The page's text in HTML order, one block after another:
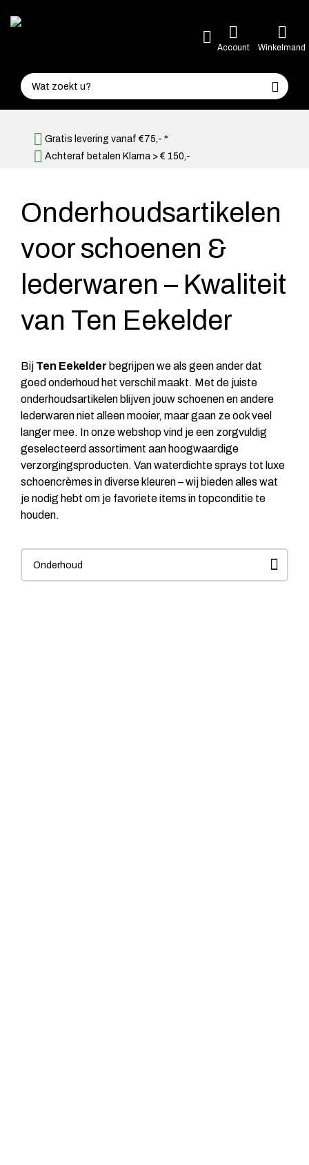
Account Winkelmand
Gratis levering vanaf €75,- *
Achteraf betalen Klarna > € 150,-
Onderhoudsartikelen
voor schoenen &
lederwaren – Kwaliteit
van Ten Eekelder
Bij Ten Eekelder begrijpen we als geen ander dat
goed onderhoud het verschil maakt. Met de juiste
onderhoudsartikelen blijven jouw schoenen en andere
lederwaren niet alleen mooier, maar gaan ze ook veel
langer mee. In onze webshop vind je een zorgvuldig
geselecteerd assortiment aan hoogwaardige
verzorgingsproducten. Van waterdichte sprays tot luxe
schoencrèmes in diverse kleuren – wij bieden alles wat
je nodig hebt om je favoriete items in topconditie te
houden.